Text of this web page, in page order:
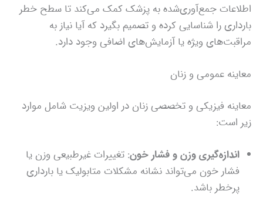
اطلاعات جمع‌آوری‌شده به پزشک کمک می‌کند تا سطح خطر
بارداری را شناسایی کرده و تصمیم بگیرد که آیا نیاز به
مراقبت‌های ویژه یا آزمایش‌های اضافی وجود دارد.
معاینه عمومی و زنان
معاینه فیزیکی و تخصصی زنان در اولین ویزیت شامل موارد
زیر است:
اندازه‌گیری وزن و فشار خون: تغییرات غیرطبیعی وزن یا
فشار خون می‌تواند نشانه مشکلات متابولیک یا بارداری
پرخطر باشد.